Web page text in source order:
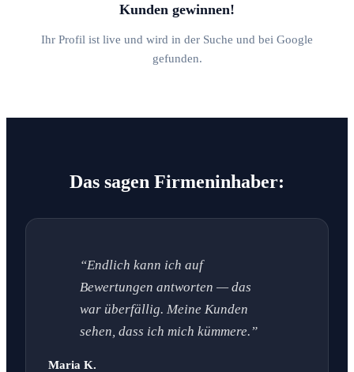
Kunden gewinnen!
Ihr Profil ist live und wird in der Suche und bei Google
gefunden.
Das sagen Firmeninhaber:
“Endlich kann ich auf
Bewertungen antworten — das
war überfällig. Meine Kunden
sehen, dass ich mich kümmere.”
Maria K.